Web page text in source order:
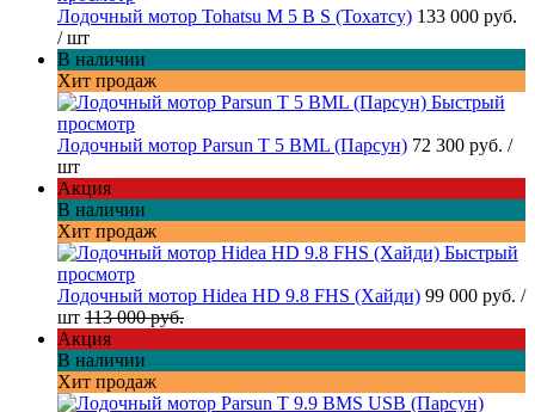
Лодочный мотор Tohatsu M 5 B S (Тохатсу) 133 000 руб.
/ шт
В наличии
Хит продаж
Быстрый
просмотр
Лодочный мотор Parsun T 5 BML (Парсун) 72 300 руб. /
шт
Акция
В наличии
Хит продаж
Быстрый
просмотр
Лодочный мотор Hidea HD 9.8 FHS (Хайди) 99 000 руб. /
шт 113 000 руб.
Акция
В наличии
Хит продаж